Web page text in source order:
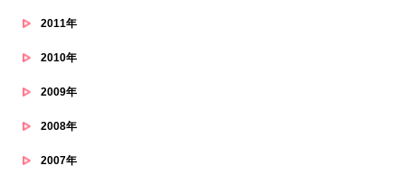
2011年
2010年
2009年
2008年
2007年